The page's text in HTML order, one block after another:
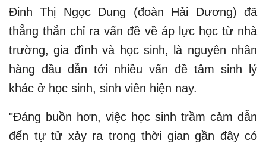
Đinh Thị Ngọc Dung (đoàn Hải Dương) đã
thẳng thắn chỉ ra vấn đề về áp lực học từ nhà
trường, gia đình và học sinh, là nguyên nhân
hàng đầu dẫn tới nhiều vấn đề tâm sinh lý
khác ở học sinh, sinh viên hiện nay.
"Đáng buồn hơn, việc học sinh trầm cảm dẫn
đến tự tử xảy ra trong thời gian gần đây có